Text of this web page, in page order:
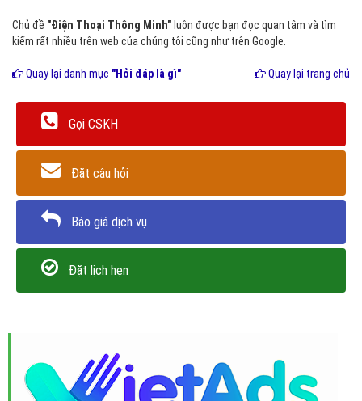
Chủ đề "Điện Thoại Thông Minh" luôn được bạn đọc quan tâm và tìm
kiếm rất nhiều trên web của chúng tôi cũng như trên Google.
Quay lại danh mục "Hỏi đáp là gì" Quay lại trang chủ
Gọi CSKH
Đặt câu hỏi
Báo giá dịch vụ
Đặt lịch hẹn